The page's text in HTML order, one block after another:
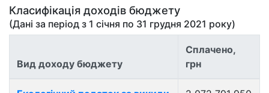
Класифікація доходів бюджету
(Дані за період з 1 січня по 31 грудня 2021 року)
Вид доходу бюджету
Сплачено,
грн